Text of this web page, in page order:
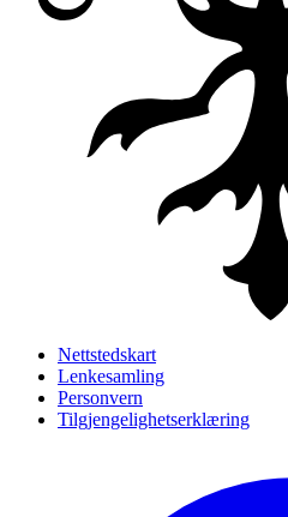
Nettstedskart
Lenkesamling
Personvern
Tilgjengelighetserklæring